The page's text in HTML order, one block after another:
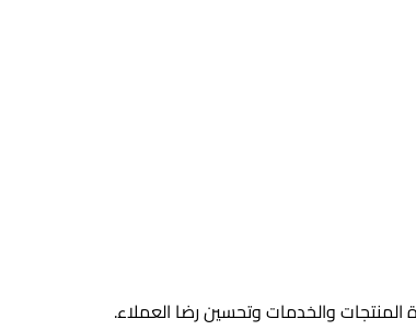
والخدمات وتحسين رضا العملاء.